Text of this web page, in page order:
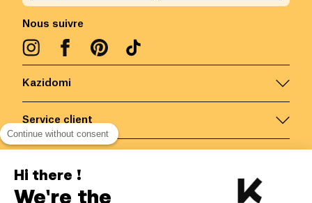
Kazidomi
Service client
Nous suivre
Belgique/FR
Continue without consent
Hi there !
We're the